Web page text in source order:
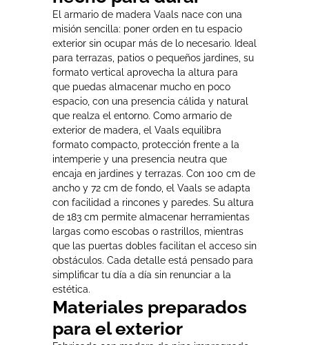
El armario de madera Vaals nace con una
misión sencilla: poner orden en tu espacio
exterior sin ocupar más de lo necesario. Ideal
para terrazas, patios o pequeños jardines, su
formato vertical aprovecha la altura para
que puedas almacenar mucho en poco
espacio, con una presencia cálida y natural
que realza el entorno. Como armario de
exterior de madera, el Vaals equilibra
formato compacto, protección frente a la
intemperie y una presencia neutra que
encaja en jardines y terrazas. Con 100 cm de
ancho y 72 cm de fondo, el Vaals se adapta
con facilidad a rincones y paredes. Su altura
de 183 cm permite almacenar herramientas
largas como escobas o rastrillos, mientras
que las puertas dobles facilitan el acceso sin
obstáculos. Cada detalle está pensado para
simplificar tu día a día sin renunciar a la
estética.
Materiales preparados
para el exterior